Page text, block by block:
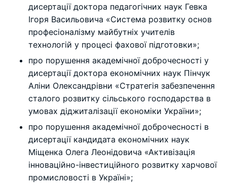
дисертації доктора педагогічних наук Гевка
Ігоря Васильовича «Система розвитку основ
професіоналізму майбутніх учителів
технологій у процесі фахової підготовки»;
про порушення академічної доброчесності у
дисертації доктора економічних наук Пінчук
Аліни Олександрівни «Стратегія забезпечення
сталого розвитку сільського господарства в
умовах діджиталізації економіки України»;
​про порушення академічної доброчесності в
дисертації кандидата економічних наук
Міщенка Олега Леонідовича «Активізація
інноваційно-інвестиційного розвитку харчової
промисловості в Україні»;